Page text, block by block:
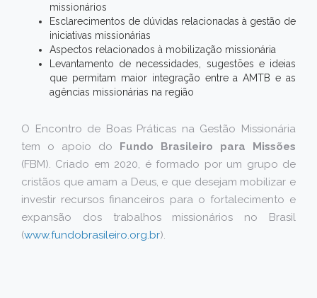
missionários
Esclarecimentos de dúvidas relacionadas à gestão de
iniciativas missionárias
Aspectos relacionados à mobilização missionária
Levantamento de necessidades, sugestões e ideias
que permitam maior integração entre a AMTB e as
agências missionárias na região
O Encontro de Boas Práticas na Gestão Missionária
tem o apoio do Fundo Brasileiro para Missões
(FBM). Criado em 2020, é formado por um grupo de
cristãos que amam a Deus, e que desejam mobilizar e
investir recursos financeiros para o fortalecimento e
expansão dos trabalhos missionários no Brasil
(www.fundobrasileiro.org.br).